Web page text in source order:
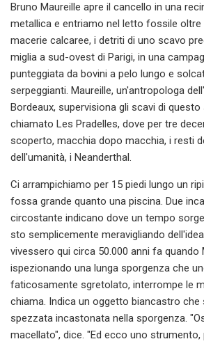
Bruno Maureille apre il cancello in una
metallica e entriamo nel letto fossile oltre
macerie calcaree, i detriti di uno scavo
miglia a sud-ovest di Parigi, in una
punteggiata da bovini a pelo lungo e
serpeggianti. Maureille, un'antropologa
Bordeaux, supervisiona gli scavi di
chiamato Les Pradelles, dove per tre
scoperto, macchia dopo macchia, i resti
dell'umanità, i Neanderthal.
Ci arrampichiamo per 15 piedi lungo un
fossa grande quanto una piscina. Due
circostante indicano dove un tempo
sto semplicemente meravigliando
vivessero qui circa 50.000 anni fa quando
ispezionando una lunga sporgenza che
faticosamente sgretolato, interrompe le
chiama. Indica un oggetto biancastro
spezzata incastonata nella sporgenza.
macellato", dice. "Ed ecco uno